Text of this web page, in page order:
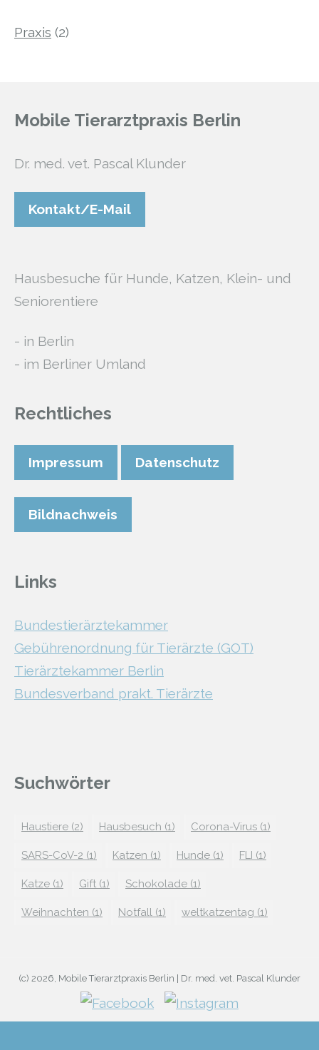
Praxis (2)
Mobile Tierarztpraxis Berlin
Dr. med. vet. Pascal Klunder
Kontakt/E-Mail
Hausbesuche für Hunde, Katzen, Klein- und
Seniorentiere
- in Berlin
- im Berliner Umland
Rechtliches
Impressum Datenschutz
Bildnachweis
Links
Bundestierärztekammer
Gebührenordnung für Tierärzte (GOT)
Tierärztekammer Berlin
Bundesverband prakt. Tierärzte
Suchwörter
Haustiere (2) Hausbesuch (1) Corona-Virus (1)
SARS-CoV-2 (1) Katzen (1) Hunde (1) FLI (1)
Katze (1) Gift (1) Schokolade (1)
Weihnachten (1) Notfall (1) weltkatzentag (1)
(c) 2026, Mobile Tierarztpraxis Berlin | Dr. med. vet. Pascal Klunder